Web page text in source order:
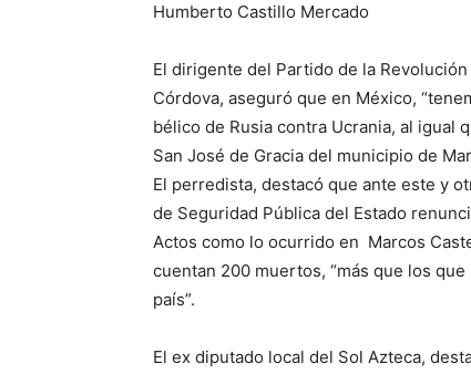
Humberto Castillo Mercado
El dirigente del Partido de la
Córdova, aseguró que en México,
bélico de Rusia contra Ucrania, al igual
San José de Gracia del municipio de
El perredista, destacó que ante este y
de Seguridad Pública del Estado
Actos como lo ocurrido en Marcos
cuentan 200 muertos, “más que los
país”.
El ex diputado local del Sol Azteca,